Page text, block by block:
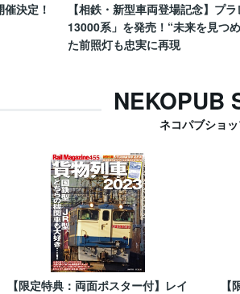
決定！
【相鉄・新型車両登場記念】プ
13000系」を発売！“未来を見つ
た前照灯も忠実に再現
NEKOPUB
ネコパブショ
【限定特典：両面ポスター付】レイ